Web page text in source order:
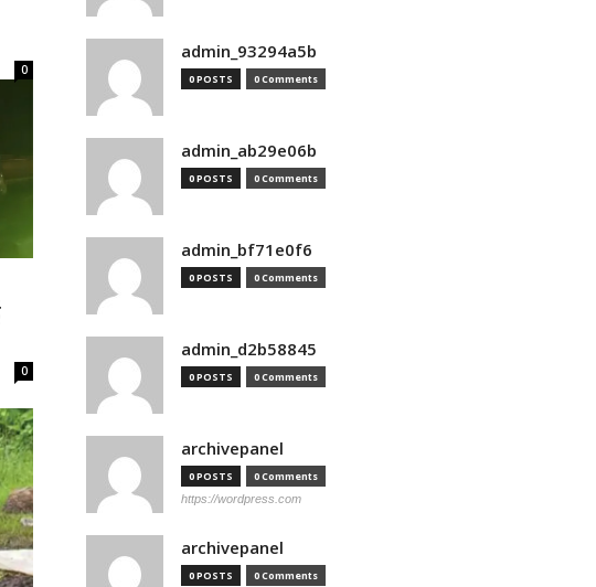
0
0
admin_93294a5b
0 POSTS 0 Comments
admin_ab29e06b
0 POSTS 0 Comments
admin_bf71e0f6
0 POSTS 0 Comments
admin_d2b58845
0 POSTS 0 Comments
archivepanel
0 POSTS 0 Comments
https://wordpress.com
archivepanel
0 POSTS 0 Comments